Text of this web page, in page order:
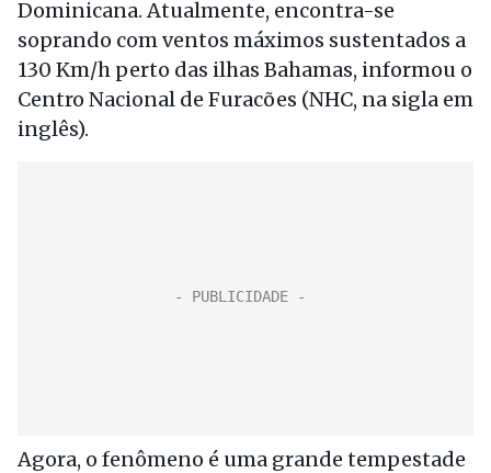
Dominicana. Atualmente, encontra-se
soprando com ventos máximos sustentados a
130 Km/h perto das ilhas Bahamas, informou o
Centro Nacional de Furacões (NHC, na sigla em
inglês).
Agora, o fenômeno é uma grande tempestade